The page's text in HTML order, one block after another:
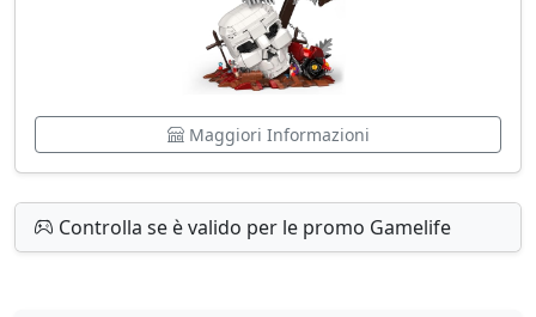
Maggiori Informazioni
Controlla se è valido per le promo Gamelife